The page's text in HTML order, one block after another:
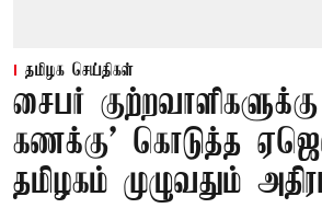
தமிழக செய்திகள்
சைபர்
கணக்கு’ கொடுத்த
தமிழகம் முழுவதும்